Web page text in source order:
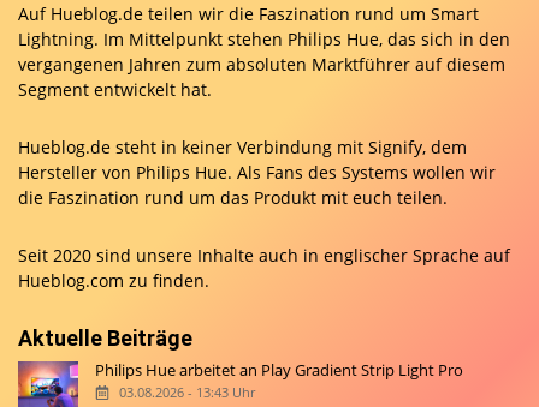
Auf Hueblog.de teilen wir die Faszination rund um Smart
Lightning. Im Mittelpunkt stehen Philips Hue, das sich in den
vergangenen Jahren zum absoluten Marktführer auf diesem
Segment entwickelt hat.
Hueblog.de steht in keiner Verbindung mit Signify, dem
Hersteller von Philips Hue. Als Fans des Systems wollen wir
die Faszination rund um das Produkt mit euch teilen.
Seit 2020 sind unsere Inhalte auch in englischer Sprache auf
Hueblog.com zu finden.
Aktuelle Beiträge
Philips Hue arbeitet an Play Gradient Strip Light Pro
03.08.2026 - 13:43 Uhr